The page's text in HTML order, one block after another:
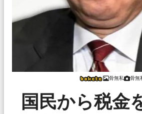
骨無私 骨無
国民から税金